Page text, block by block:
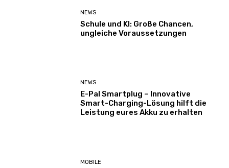
NEWS
Schule und KI: Große Chancen,
ungleiche Voraussetzungen
NEWS
E-Pal Smartplug – Innovative
Smart-Charging-Lösung hilft die
Leistung eures Akku zu erhalten
MOBILE